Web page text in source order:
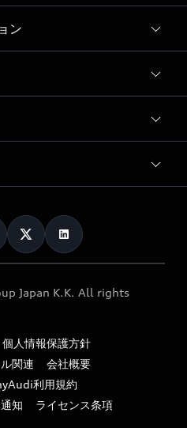
ン
Japan K.K. All rights
個人情報保護方針
関連
会社概要
利用規約
知
ライセンス条項